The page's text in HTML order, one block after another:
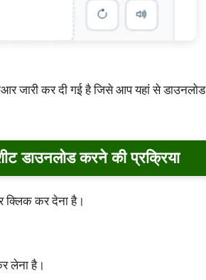
जारी कर दी गई है जिसे आप यहां से डाउनलोड
डाउनलोड करने की प्रक्रिया
क्लिक कर देना है।
लेना है।